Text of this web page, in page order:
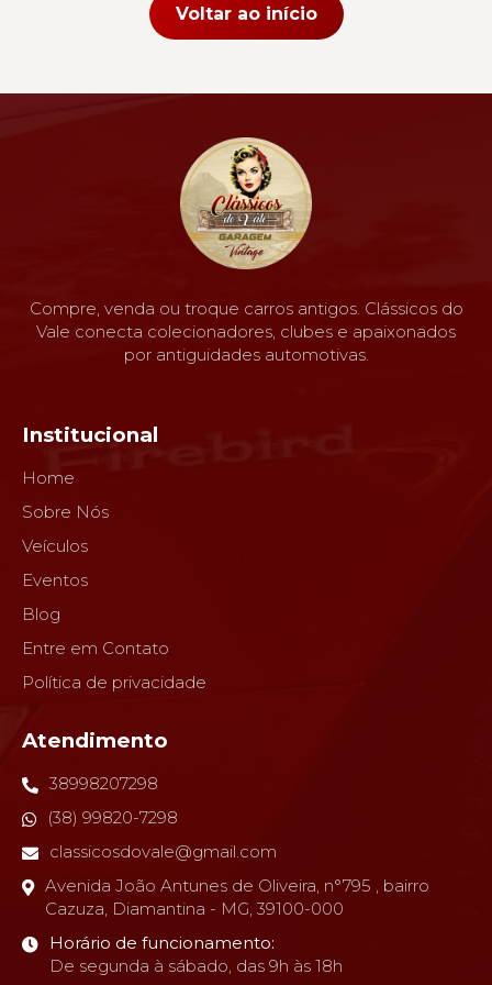
Voltar ao início
Compre, venda ou troque carros antigos. Clássicos do
Vale conecta colecionadores, clubes e apaixonados
por antiguidades automotivas.
Institucional
Home
Sobre Nós
Veículos
Eventos
Blog
Entre em Contato
Política de privacidade
Atendimento
38998207298
(38) 99820-7298
classicosdovale@gmail.com
Avenida João Antunes de Oliveira, n°795 , bairro
Cazuza, Diamantina - MG, 39100-000
Horário de funcionamento:
De segunda à sábado, das 9h às 18h